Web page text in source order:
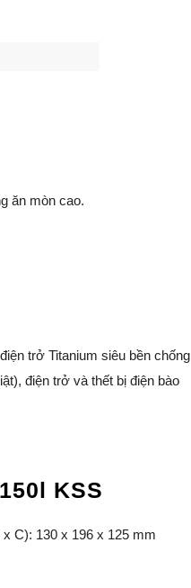
ăn mòn cao.
trở Titanium siêu bền chống
điện trở và thết bị điện bào
KSS
C): 130 x 196 x 125 mm